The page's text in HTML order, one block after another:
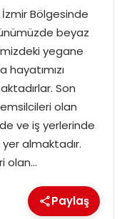
Bölgesinde
beyaz
yegane
hayatımızı
Son
olan
ve iş yerlerinde
almaktadır.
olan…
Paylaş